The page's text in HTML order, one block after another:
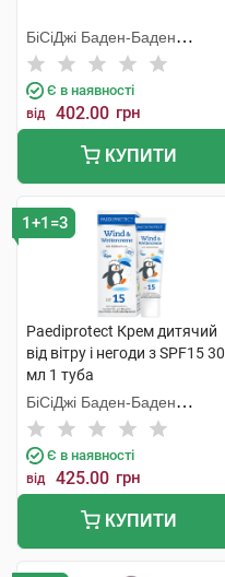
БіСіДжі Баден-Баден
Косметікс Груп Гмбх
Є в наявності
від 402.00 грн
КУПИТИ
1+1=3
Paediprotect Крем дитячий
від вітру і негоди з SPF15 30
мл 1 туба
БіСіДжі Баден-Баден
Косметікс Груп Гмбх
Є в наявності
від 425.00 грн
КУПИТИ